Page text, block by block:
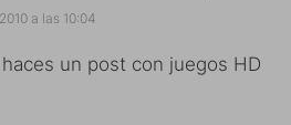
a las 10:04
un post con juegos HD